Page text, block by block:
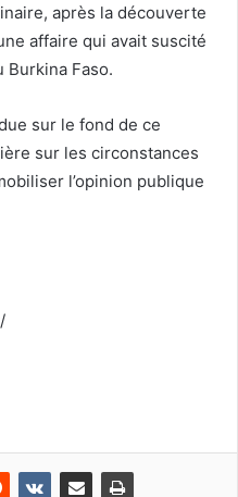
après la découverte
affaire qui avait suscité
Burkina Faso.
sur le fond de ce
sur les circonstances
l’opinion publique